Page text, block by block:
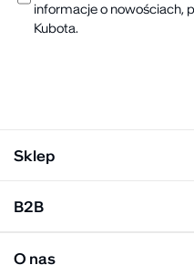
informacje o nowościach,
Kubota.
Sklep
Klapki męskie
Mężczyzna
B2B
Panel hurtowy
O nas